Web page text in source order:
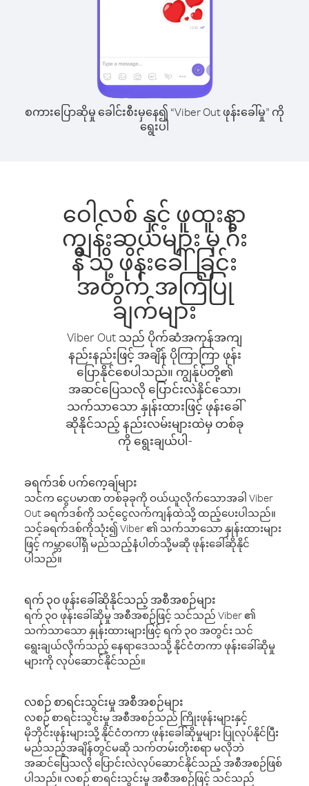
စကားပြောဆိုမှု ခေါင်းစီးမှနေ၍ “Viber Out ဖုန်းခေါ်မှု” ကို
ရွေးပါ
ဝေါလစ် နှင့် ဖူထူးနာ
ကျွန်းဆွယ်များ မှ ဂီး
နီ သို့ ဖုန်းခေါ်ခြင်း
အတွက် အကြံပြု
ချက်များ
Viber Out သည် ပိုက်ဆံအကုန်အကျ
နည်းနည်းဖြင့် အချိန် ပိုကြာကြာ ဖုန်း
ပြောနိုင်စေပါသည်။ ကျွန်ုပ်တို့၏
အဆင်ပြေသလို ပြောင်းလဲနိုင်သော၊
သက်သာသော နှုန်းထားဖြင့် ဖုန်းခေါ်
ဆိုနိုင်သည့် နည်းလမ်းများထဲမှ တစ်ခု
ကို ရွေးချယ်ပါ-
ခရက်ဒစ် ပက်ကေ့ချ်များ
သင်က ငွေပမာဏ တစ်ခုခုကို ဝယ်ယူလိုက်သောအခါ Viber
Out ခရက်ဒစ်ကို သင့်ငွေလက်ကျန်ထဲသို့ ထည့်ပေးပါသည်။
သင့်ခရက်ဒစ်ကိုသုံး၍ Viber ၏ သက်သာသော နှုန်းထားများ
ဖြင့် ကမ္ဘာပေါ်ရှိ မည်သည့်နံပါတ်သို့မဆို ဖုန်းခေါ်ဆိုနိုင်
ပါသည်။
ရက် ၃၀ ဖုန်းခေါ်ဆိုနိုင်သည့် အစီအစဉ်များ
ရက် ၃၀ ဖုန်းခေါ်ဆိုမှု အစီအစဉ်ဖြင့် သင်သည် Viber ၏
သက်သာသော နှုန်းထားများဖြင့် ရက် ၃၀ အတွင်း သင်
ရွေးချယ်လိုက်သည့် နေရာဒေသသို့ နိုင်ငံတကာ ဖုန်းခေါ်ဆိုမှု
များကို လုပ်ဆောင်နိုင်သည်။
လစဉ် စာရင်းသွင်းမှု အစီအစဉ်များ
လစဉ် စာရင်းသွင်းမှု အစီအစဉ်သည် ကြိုးဖုန်းများနှင့်
မိုဘိုင်းဖုန်းများသို့ နိုင်ငံတကာ ဖုန်းခေါ်ဆိုမှုများ ပြုလုပ်နိုင်ပြီး
မည်သည့်အချိန်တွင်မဆို သက်တမ်းတိုးစရာ မလိုဘဲ
အဆင်ပြေသလို ပြောင်းလဲလုပ်ဆောင်နိုင်သည့် အစီအစဉ်ဖြစ်
ပါသည်။ လစဉ် စာရင်းသွင်းမှု အစီအစဉ်ဖြင့် သင်သည်